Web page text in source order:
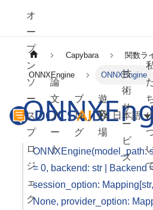
オ
ー
プ
ン
ソ
ー
ス
プ
ロ
ジ
ェ
ク
論
文
ノ
ー
ト
ブ
ロ
グ
遊
び
場
技
術
サ
ー
ビ
ス
日本語
Capybara 関数ラ
ONNXEngine ONNXEngine
ONNXEngine(model_path:
= 0, backend: str | Backend
session_option:
None, provider_option: